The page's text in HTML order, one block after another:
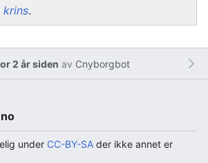
krins.
2 år siden av Cnyborgbot
under CC-BY-SA der ikke annet er